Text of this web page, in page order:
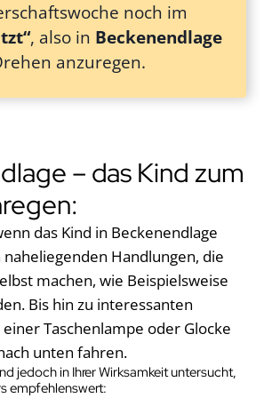
noch im
, also in Beckenendlage
anzuregen.
– das Kind zum
das Kind in Beckenendlage
Handlungen, die
machen, wie Beispielsweise
Bis hin zu interessanten
Taschenlampe oder Glocke
unten fahren.
jedoch in Ihrer Wirksamkeit untersucht,
empfehlenswert: